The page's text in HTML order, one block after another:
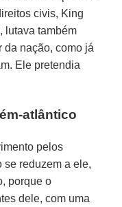
civis, King
lutava também
da nação, como já
Ele pretendia
atlântico
pelos
se reduzem a ele,
porque o
dele, com uma